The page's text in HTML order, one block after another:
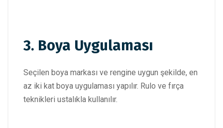
3. Boya Uygulaması
Seçilen boya markası ve rengine uygun şekilde, en
az iki kat boya uygulaması yapılır. Rulo ve fırça
teknikleri ustalıkla kullanılır.